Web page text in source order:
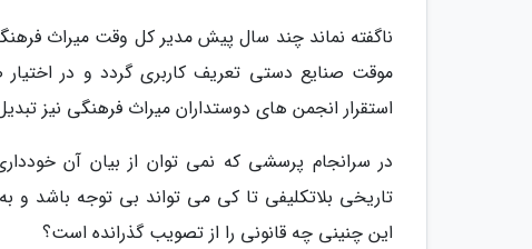
ناگفته نماند چند سال پیش مدیر کل وقت میراث
موقت صنایع دستی تعریف کاربری گردد و در
استقرار انجمن های دوستداران میراث فرهنگی نیز
در سرانجام پرسشی که نمی توان از بیان آن
تاریخی بلاتکلیفی تا کی می تواند بی توجه باشد و
این چنینی چه قانونی را از تصویب گذرانده است؟